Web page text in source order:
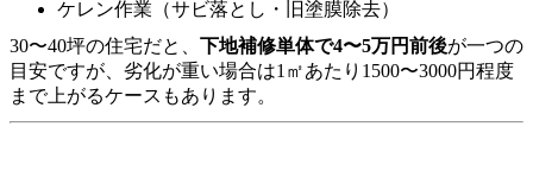
ケレン作業（サビ落とし・旧塗膜除去）
30〜40坪の住宅だと、 下地補修単体で4〜5万円前後が一つの
目安ですが、劣化が重い場合は1㎡あたり1500〜3000円程度
まで上がるケースもあります。